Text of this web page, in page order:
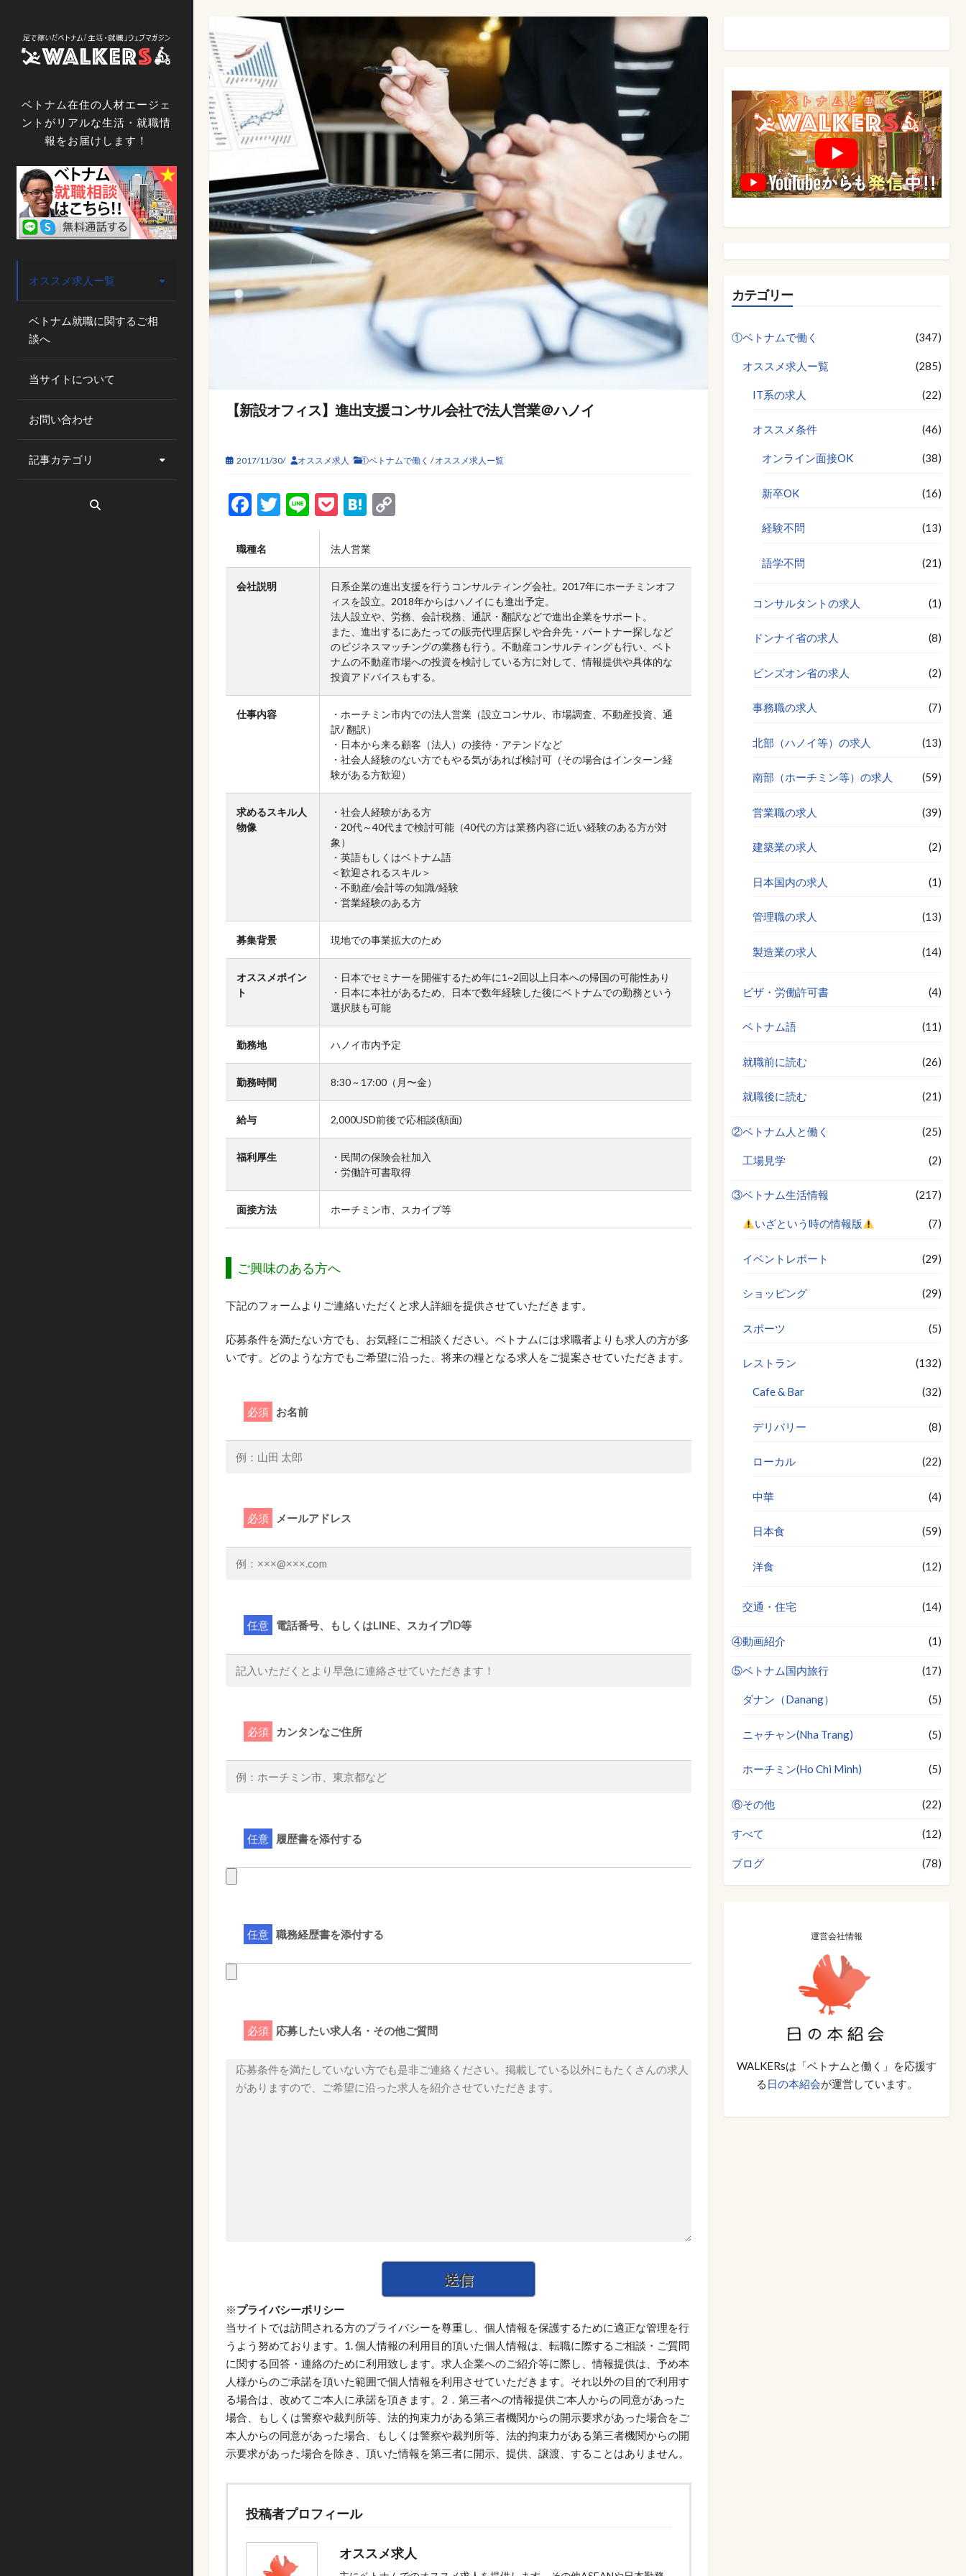
ベトナム在住の人材エージェ
ントがリアルな生活・就職情
報をお届けします！
オススメ求人ー覧
ベトナム就職に関するご相
談へ
当サイトについて
お問い合わせ
記事カテゴリ
【新設オフィス】進出支援コンサル会社で法人営業＠ハノイ
2017/11/30/ オススメ求人 ①ベトナムで働く /オススメ求人ー覧
Facebook
Twitter
LinePocketHatena
Copy
職種名 法人営業
会社説明
日系企業の進出支援を行うコンサルティング会社。2017年にホーチミンオフ
ィスを設立。2018年からはハノイにも進出予定。
法人設立や、労務、会計税務、通訳・翻訳などで進出企業をサポート。
また、進出するにあたっての販売代理店探しや合弁先・パートナー探しなど
のビジネスマッチングの業務も行う。不動産コンサルティングも行い、ベト
ナムの不動産市場への投資を検討している方に対して、情報提供や具体的な
投資アドバイスもする。
仕事内容
・ホーチミン市内での法人営業（設立コンサル、市場調査、不動産投資、通
訳/ 翻訳）
・日本から来る顧客（法人）の接待・アテンドなど
・社会人経験のない方でもやる気があれば検討可（その場合はインターン経
験がある方歓迎）
求めるスキル人
物像
・社会人経験がある方
・20代～40代まで検討可能（40代の方は業務内容に近い経験のある方が対
象）
・英語もしくはベトナム語
＜歓迎されるスキル＞
・不動産/会計等の知識/経験
・営業経験のある方
募集背景 現地での事業拡大のため
オススメポイン
ト
・日本でセミナーを開催するため年に1~2回以上日本への帰国の可能性あり
・日本に本社があるため、日本で数年経験した後にベトナムでの勤務という
選択肢も可能
勤務地 ハノイ市内予定
勤務時間 8:30 ~ 17:00（月〜金）
給与 2,000USD前後で応相談(額面)
福利厚生
・民間の保険会社加入
・労働許可書取得
面接方法 ホーチミン市、スカイプ等
ご興味のある方へ
下記のフォームよりご連絡いただくと求人詳細を提供させていただきます。
応募条件を満たない方でも、お気軽にご相談ください。ベトナムには求職者よりも求人の方が多
いです。どのような方でもご希望に沿った、将来の糧となる求人をご提案させていただきます。
必須 お名前
必須 メールアドレス
任意 電話番号、もしくはLINE、スカイプID等
必須 カンタンなご住所
任意 履歴書を添付する
任意 職務経歴書を添付する
必須 応募したい求人名・その他ご質問
※プライバシーポリシー
当サイトでは訪問される方のプライバシーを尊重し、個人情報を保護するために適正な管理を行
うよう努めております。1. 個人情報の利用目的頂いた個人情報は、転職に際するご相談・ご質問
に関する回答・連絡のために利用致します。求人企業へのご紹介等に際し、情報提供は、予め本
人様からのご承諾を頂いた範囲で個人情報を利用させていただきます。それ以外の目的で利用す
る場合は、改めてご本人に承諾を頂きます。2．第三者への情報提供ご本人からの同意があった
場合、もしくは警察や裁判所等、法的拘束力がある第三者機関からの開示要求があった場合をご
本人からの同意があった場合、もしくは警察や裁判所等、法的拘束力がある第三者機関からの開
示要求があった場合を除き、頂いた情報を第三者に開示、提供、譲渡、することはありません。
投稿者プロフィール
オススメ求人
カテゴリー
①ベトナムで働く (347)
オススメ求人ー覧 (285)
IT系の求人 (22)
オススメ条件 (46)
オンライン面接OK (38)
新卒OK (16)
経験不問 (13)
語学不問 (21)
コンサルタントの求人 (1)
ドンナイ省の求人 (8)
ビンズオン省の求人 (2)
事務職の求人 (7)
北部（ハノイ等）の求人 (13)
南部（ホーチミン等）の求人 (59)
営業職の求人 (39)
建築業の求人 (2)
日本国内の求人 (1)
管理職の求人 (13)
製造業の求人 (14)
ビザ・労働許可書 (4)
ベトナム語 (11)
就職前に読む (26)
就職後に読む (21)
②ベトナム人と働く (25)
工場見学 (2)
③ベトナム生活情報 (217)
いざという時の情報版 (7)
イベントレポート (29)
ショッピング (29)
スポーツ (5)
レストラン (132)
Cafe & Bar (32)
デリバリー (8)
ローカル (22)
中華 (4)
日本食 (59)
洋食 (12)
交通・住宅 (14)
④動画紹介 (1)
⑤ベトナム国内旅行 (17)
ダナン（Danang） (5)
ニャチャン(Nha Trang) (5)
ホーチミン(Ho Chi Minh) (5)
⑥その他 (22)
すべて (12)
ブログ (78)
運営会社情報
WALKERsは「ベトナムと働く」を応援す
る 日の本紹会が運営しています。